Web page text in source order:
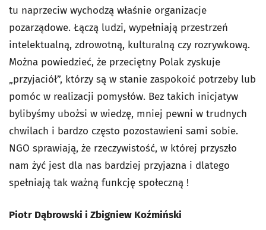
tu naprzeciw wychodzą właśnie organizacje
pozarządowe. Łączą ludzi, wypełniają przestrzeń
intelektualną, zdrowotną, kulturalną czy rozrywkową.
Można powiedzieć, że przeciętny Polak zyskuje
„przyjaciół”, którzy są w stanie zaspokoić potrzeby lub
pomóc w realizacji pomysłów. Bez takich inicjatyw
bylibyśmy ubożsi w wiedzę, mniej pewni w trudnych
chwilach i bardzo często pozostawieni sami sobie.
NGO sprawiają, że rzeczywistość, w której przyszło
nam żyć jest dla nas bardziej przyjazna i dlatego
spełniają tak ważną funkcję społeczną !
Piotr Dąbrowski i Zbigniew Koźmiński